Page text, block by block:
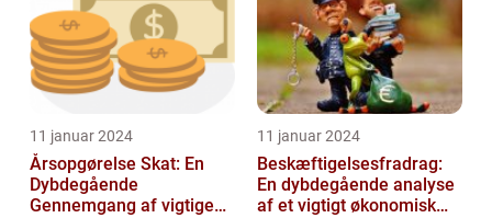
11 januar 2024
Årsopgørelse Skat: En
Dybdegående
Gennemgang af vigtige
11 januar 2024
Beskæftigelsesfradrag:
En dybdegående analyse
af et vigtigt økonomisk